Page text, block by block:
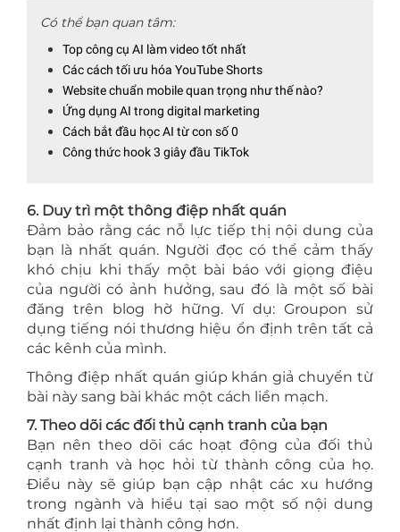
Có thể bạn quan tâm:
Top công cụ AI làm video tốt nhất
Các cách tối ưu hóa YouTube Shorts
Website chuẩn mobile quan trọng như thế nào?
Ứng dụng AI trong digital marketing
Cách bắt đầu học AI từ con số 0
Công thức hook 3 giây đầu TikTok
6. Duy trì một thông điệp nhất quán
Đảm bảo rằng các nỗ lực tiếp thị nội dung của
bạn là nhất quán. Người đọc có thể cảm thấy
khó chịu khi thấy một bài báo với giọng điệu
của người có ảnh hưởng, sau đó là một số bài
đăng trên blog hờ hững. Ví dụ: Groupon sử
dụng tiếng nói thương hiệu ổn định trên tất cả
các kênh của mình.
Thông điệp nhất quán giúp khán giả chuyển từ
bài này sang bài khác một cách liền mạch.
7. Theo dõi các đối thủ cạnh tranh của bạn
Bạn nên theo dõi các hoạt động của đối thủ
cạnh tranh và học hỏi từ thành công của họ.
Điều này sẽ giúp bạn cập nhật các xu hướng
trong ngành và hiểu tại sao một số nội dung
nhất định lại thành công hơn.